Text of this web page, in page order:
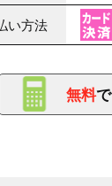
い方法
無料で